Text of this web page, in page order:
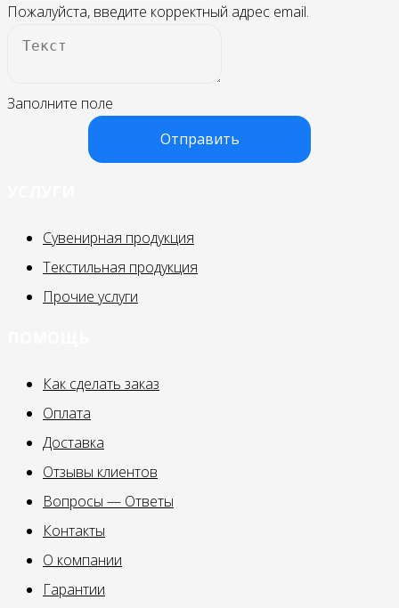
Пожалуйста, введите корректный адрес email.
Заполните поле
Отправить
Сувенирная продукция
Текстильная продукция
Прочие услуги
Как сделать заказ
Оплата
Доставка
Отзывы клиентов
Вопросы — Ответы
Контакты
О компании
Гарантии